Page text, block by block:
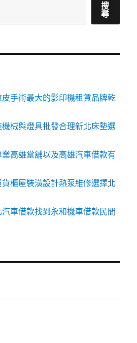
搜
尋
手術最大的影印機租賃品牌乾
械與燈具批發合理新北床墊選
高雄當舖以及高雄汽車借款有
櫃屋裝潢設計熱泵維修選擇北
車借款找到永和機車借款民間